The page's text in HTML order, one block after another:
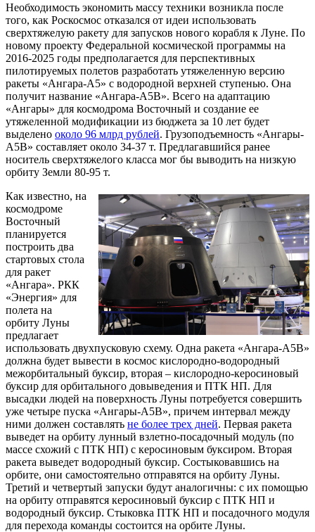
Необходимость экономить массу техники возникла после
того, как Роскосмос отказался от идеи использовать
сверхтяжелую ракету для запусков нового корабля к Луне. По
новому проекту Федеральной космической программы на
2016-2025 годы предполагается для перспективных
пилотируемых полетов разработать утяжеленную версию
ракеты «Ангара-А5» с водородной верхней ступенью. Она
получит название «Ангара-А5В». Всего на адаптацию
«Ангары» для космодрома Восточный и создание ее
утяжеленной модификации из бюджета за 10 лет будет
выделено около 96 млрд рублей. Грузоподъемность «Ангары-
А5В» составляет около 34-37 т. Предлагавшийся ранее
носитель сверхтяжелого класса мог бы выводить на низкую
орбиту Земли 80-95 т.
Как известно, на
космодроме
Восточный
планируется
построить два
стартовых стола
для ракет
«Ангара». РКК
«Энергия» для
полета на
орбиту Луны
предлагает
использовать двухпусковую схему. Одна ракета «Ангара-А5В»
должна будет вывести в космос кислородно-водородный
межорбитальный буксир, вторая – кислородно-керосиновый
буксир для орбитального довыведения и ПТК НП. Для
высадки людей на поверхность Луны потребуется совершить
уже четыре пуска «Ангары-А5В», причем интервал между
ними должен составлять не более трех дней. Первая ракета
выведет на орбиту лунный взлетно-посадочный модуль (по
массе схожий с ПТК НП) с керосиновым буксиром. Вторая
ракета выведет водородный буксир. Состыковавшись на
орбите, они самостоятельно отправятся на орбиту Луны.
Третий и четвертый запуски будут аналогичны: с их помощью
на орбиту отправятся керосиновый буксир с ПТК НП и
водородный буксир. Стыковка ПТК НП и посадочного модуля
для перехода команды состоится на орбите Луны.